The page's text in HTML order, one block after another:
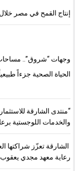
إنتاج القمح في مصر خلال موسم 2026،
وجهات “شروق”..
الحياة الصحية جزءاً
والخدمات اللوجستية
الشارقة تعزّز شراكتها
رعاية معهد مجدي يعقوب